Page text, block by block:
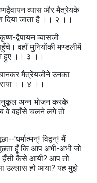
व्यास और मैत्रेयके
दिया जाता है ।। २ ।।
द्वैपायन व्यासजी
वहाँ मुनियोंकी मण्डलीमें
हुए ।। ३ ।।
मैत्रेयजीने उनका
।। ४ ।।
अन्न भोजन करके
वे वहाँसे चलने लगे तो
'धर्मात्मन्‌! विद्वन्‌! मैं
हूँ कि आप अभी-अभी जो
हँसी कैसे आयी? आप तो
उल्लास हो आया? यह मुझे